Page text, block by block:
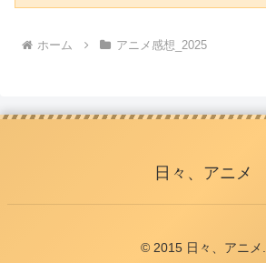
ホーム アニメ感想_2025
日々、アニメ
© 2015 日々、アニメ.